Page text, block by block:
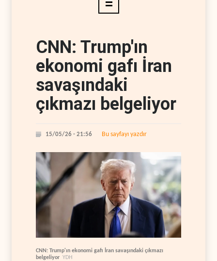
CNN: Trump'ın
ekonomi gafı İran
savaşındaki
çıkmazı belgeliyor
15/05/26 - 21:56 Bu sayfayı yazdır
CNN: Trump'ın ekonomi gafı İran savaşındaki çıkmazı
belgeliyor YDH